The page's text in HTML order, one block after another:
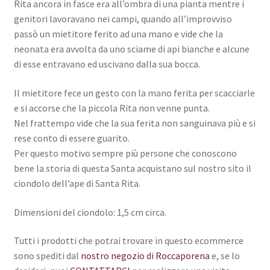
Rita ancora in fasce era all’ombra di una pianta mentre i
genitori lavoravano nei campi, quando all’improvviso
passò un mietitore ferito ad una mano e vide che la
neonata era avvolta da uno sciame di api bianche e alcune
di esse entravano ed uscivano dalla sua bocca.
Il mietitore fece un gesto con la mano ferita per scacciarle
e si accorse che la piccola Rita non venne punta.
Nel frattempo vide che la sua ferita non sanguinava più e si
rese conto di essere guarito.
Per questo motivo sempre più persone che conoscono
bene la storia di questa Santa acquistano sul nostro sito il
ciondolo dell’ape di Santa Rita.
Dimensioni del ciondolo: 1,5 cm circa.
Tutti i prodotti che potrai trovare in questo ecommerce
sono spediti dal nostro negozio di Roccaporena e, se lo